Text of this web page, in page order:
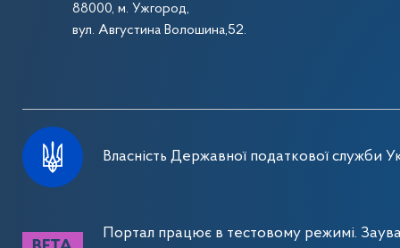
88000, м. Ужгород,
вул. Августина Волошина,52.
Власність Державної податкової служби
Портал працює в тестовому режимі.